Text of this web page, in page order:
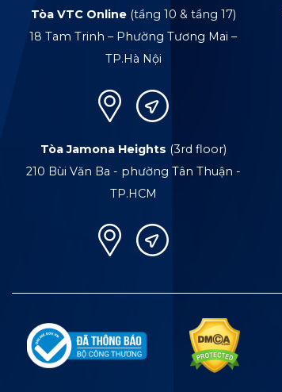
Tòa VTC Online(tầng 10 & tầng 17)
18 Tam Trinh – Phường Tương Mai –
TP.Hà Nội
Tòa Jamona Heights (3rd floor)
210 Bùi Văn Ba - phường Tân Thuận -
TP.HCM